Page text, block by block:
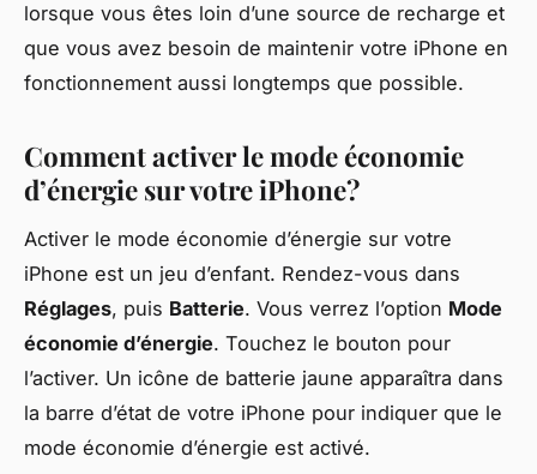
lorsque vous êtes loin d’une source de recharge et
que vous avez besoin de maintenir votre iPhone en
fonctionnement aussi longtemps que possible.
Comment activer le mode économie
d’énergie sur votre iPhone?
Activer le mode économie d’énergie sur votre
iPhone est un jeu d’enfant. Rendez-vous dans
Réglages, puis Batterie. Vous verrez l’option Mode
économie d’énergie. Touchez le bouton pour
l’activer. Un icône de batterie jaune apparaîtra dans
la barre d’état de votre iPhone pour indiquer que le
mode économie d’énergie est activé.